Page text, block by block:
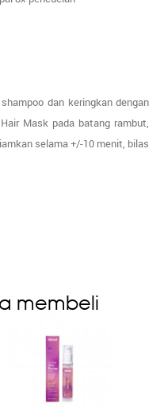
dan keringkan dengan
Mask pada batang rambut,
selama +/-10 menit, bilas
membeli